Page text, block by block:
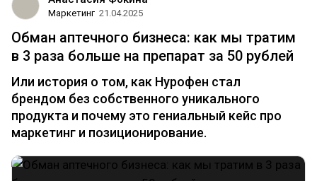
Маркетинг 21.04.2025
Обман аптечного бизнеса: как мы тратим
в 3 раза больше на препарат за 50 рублей
Или история о том, как Нурофен стал
брендом без собственного уникального
продукта и почему это гениальный кейс про
маркетинг и позиционирование.